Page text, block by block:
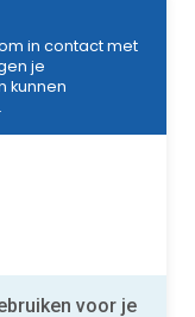
in contact met
je
kunnen
voor je